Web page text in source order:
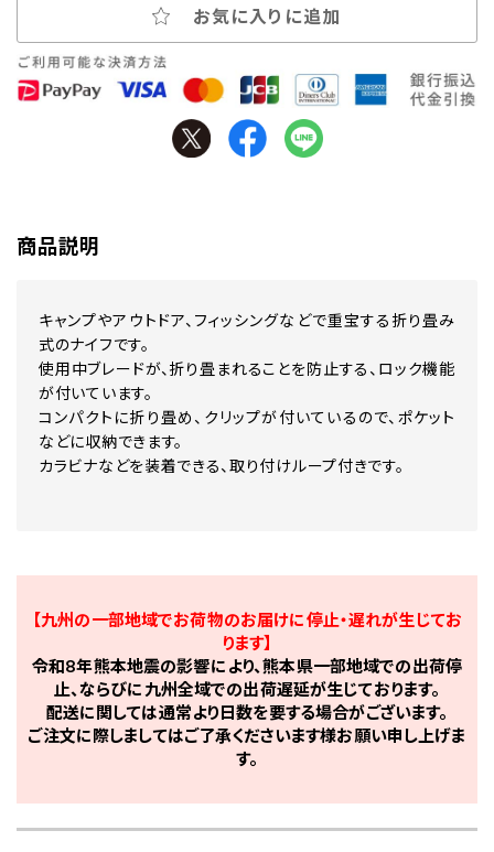
お気に入りに追加
商品説明
キャンプやアウトドア、フィッシングなどで重宝する折り畳み
式のナイフです。
使用中ブレードが、折り畳まれることを防止する、ロック機能
が付いています。
コンパクトに折り畳め、クリップが付いているので、ポケット
などに収納できます。
カラビナなどを装着できる、取り付けループ付きです。
【九州の一部地域でお荷物のお届けに停止・遅れが生じてお
ります】
令和8年熊本地震の影響により、熊本県一部地域での出荷停
止、ならびに九州全域での出荷遅延が生じております。
配送に関しては通常より日数を要する場合がございます。
ご注文に際しましてはご了承くださいます様お願い申し上げま
す。